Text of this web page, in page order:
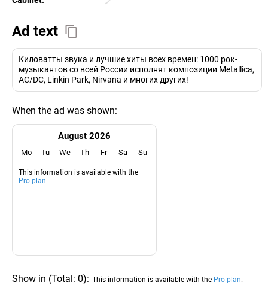
Ad text
Киловатты звука и лучшие хиты всех времен: 1000 рок-
музыкантов со всей России исполнят композиции Metallica,
AC/DC, Linkin Park, Nirvana и многих других!
When the ad was shown:
August 2026
Mo Tu We Th Fr Sa Su
This information is available with the
Pro plan.
Show in (Total: 0): This information is available with the Pro plan.